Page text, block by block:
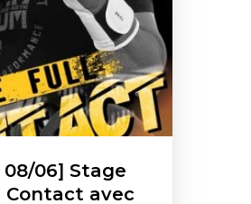
08/06] Stage
Contact avec